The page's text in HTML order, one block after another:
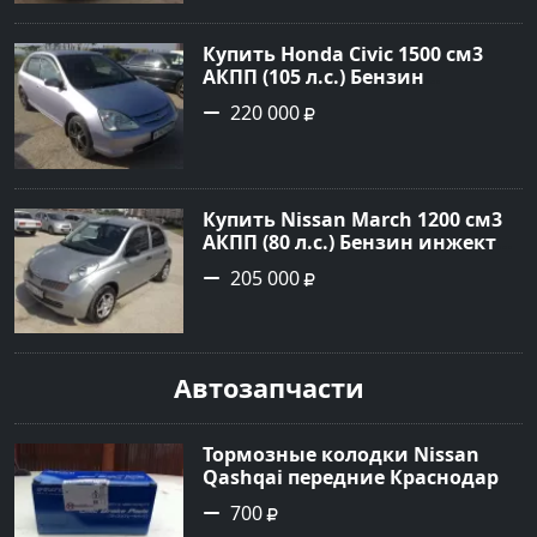
Купить Honda Civic 1500 см3
АКПП (105 л.с.) Бензин
инжектор в Новороссийск:
цвет серебро Хетчбэк 2002 года
Авторынок23
220 000
Купить Nissan March 1200 см3
АКПП (80 л.с.) Бензин инжектор
в Новороссийск: цвет серебро
Хетчбэк 2003 года по цене
205 000
Автозапчасти
Тормозные колодки Nissan
Qashqai передние Краснодар
700